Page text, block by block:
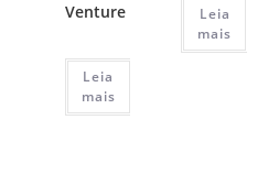
Venture
Leia
mais
Leia
mais